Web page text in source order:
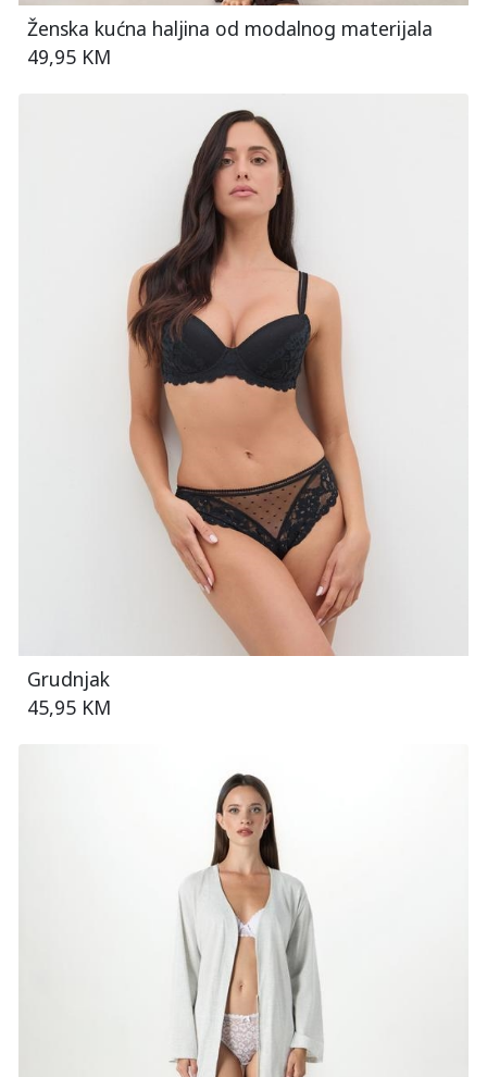
Ženska kućna haljina od modalnog materijala
49,95 KM
Grudnjak
45,95 KM